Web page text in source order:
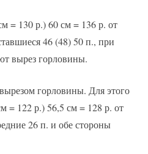
= 130 р.) 60 см = 136 р. от
46 (48) 50 п., при
вырез горловины.
горловины. Для этого
= 122 р.) 56,5 см = 128 р. от
26 п. и обе стороны